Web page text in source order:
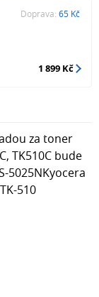
Doprava: 65 Kč
1 899 Kč
za toner
TK510C bude
5025NKyocera
510